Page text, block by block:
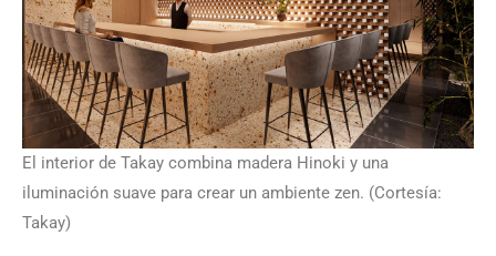
El interior de Takay combina madera Hinoki y una
iluminación suave para crear un ambiente zen. (Cortesía:
Takay)